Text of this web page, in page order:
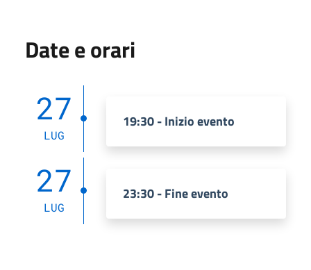
Date e orari
27
LUG
19:30 - Inizio evento
27
LUG
23:30 - Fine evento